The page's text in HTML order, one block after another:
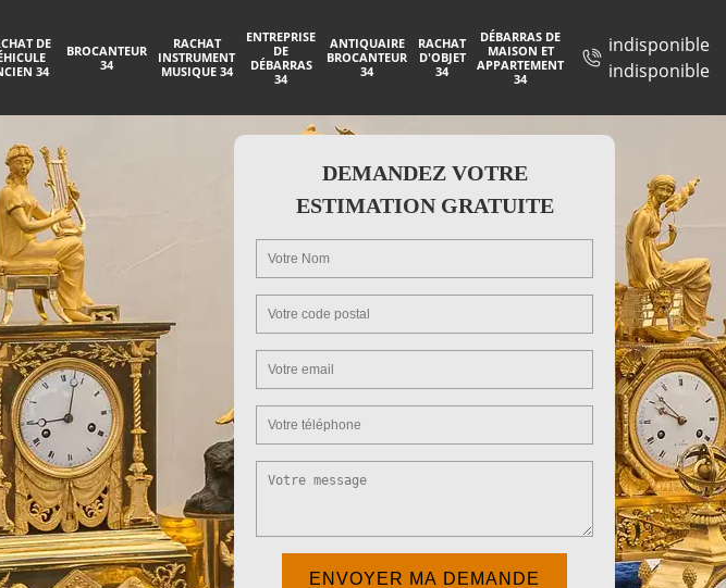
DE
34
BROCANTEUR
34
RACHAT
INSTRUMENT
MUSIQUE 34
ENTREPRISE
DE
DÉBARRAS
34
ANTIQUAIRE
BROCANTEUR
34
RACHAT
D'OBJET
34
DÉBARRAS DE
MAISON ET
APPARTEMENT
34
indisponible
indisponible
DEMANDEZ VOTRE
ESTIMATION GRATUITE